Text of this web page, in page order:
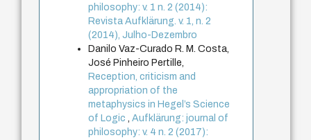
philosophy: v. 1 n. 2 (2014):
Revista Aufklärung. v. 1, n. 2
(2014), Julho-Dezembro
Danilo Vaz-Curado R. M. Costa,
José Pinheiro Pertille,
Reception, criticism and
appropriation of the
metaphysics in Hegel’s Science
of Logic,Aufklärung: journal of
philosophy: v. 4 n. 2 (2017):